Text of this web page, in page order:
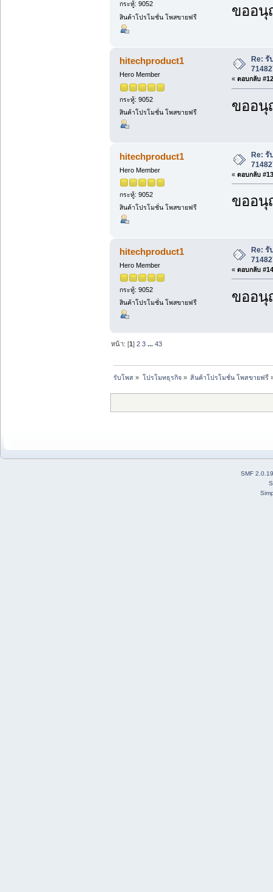
กระทู้: 9052
สินค้าโปรโมชั่น โพสขายฟรี
ขออนุ
hitechproduct1
Hero Member
กระทู้: 9052
สินค้าโปรโมชั่น โพสขายฟรี
Re:
« ตอบกลับ
ขออนุ
hitechproduct1
Hero Member
กระทู้: 9052
สินค้าโปรโมชั่น โพสขายฟรี
Re: รั
« ตอบกลับ
ขออนุ
hitechproduct1
Hero Member
กระทู้: 9052
สินค้าโปรโมชั่น โพสขายฟรี
Re: รั
« ตอบกลับ
ขออนุ
หน้า: [1]2 3 ...43
รับโพส » โปรโมทธุรกิจ» สินค้าโปรโมชั่น โพสขายฟรี
SMF 2.0.19